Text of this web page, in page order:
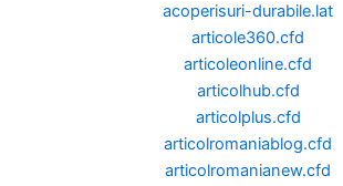
acoperisuri-durabile.lat
articole360.cfd
articoleonline.cfd
articolhub.cfd
articolplus.cfd
articolromaniablog.cfd
articolromanianew.cfd